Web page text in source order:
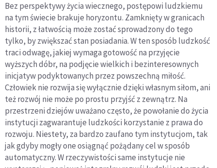
Bez perspektywy życia wiecznego, postępowi ludzkiemu
na tym świecie brakuje horyzontu. Zamknięty w granicach
historii, z łatwością może zostać sprowadzony do tego
tylko, by zwiększać stan posiadania. W ten sposób ludzkość
traci odwagę, jakiej wymaga gotowość na przyjęcie
wyższych dóbr, na podjęcie wielkich i bezinteresownych
inicjatyw podyktowanych przez powszechną miłość.
Człowiek nie rozwija się wyłącznie dzięki własnym siłom, ani
też rozwój nie może po prostu przyjść z zewnątrz. Na
przestrzeni dziejów uważano często, że powołanie do życia
instytucji zagwarantuje ludzkości korzystanie z prawa do
rozwoju. Niestety, za bardzo zaufano tym instytucjom, tak
jak gdyby mogły one osiągnąć pożądany cel w sposób
automatyczny. W rzeczywistości same instytucje nie